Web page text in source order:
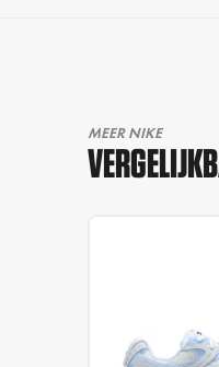
MEER NIKE